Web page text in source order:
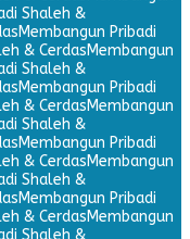
Shaleh &
Membangun Pribadi
& CerdasMembangun
Shaleh &
Membangun Pribadi
& CerdasMembangun
Shaleh &
Membangun Pribadi
& CerdasMembangun
Shaleh &
Membangun Pribadi
& CerdasMembangun
Shaleh &